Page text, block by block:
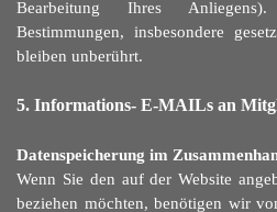
Bearbeitung Ihres
Bestimmungen, insbesondere
bleiben unberührt.
5. Informations- E-MAILs an
Datenspeicherung im
Wenn Sie den auf der Website
beziehen möchten, benötigen wir